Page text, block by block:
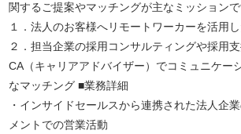
関するご提案やマッチングが主なミッションで
１．法人のお客様へリモートワーカーを活用
２．担当企業の採用コンサルティングや採用
CA（キャリアアドバイザー）でコミュニケー
なマッチング ■業務詳細
・インサイドセールスから連携された法人企
メントでの営業活動